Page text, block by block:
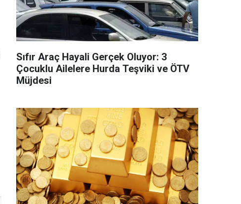
Sıfır Araç Hayali Gerçek Oluyor: 3
Çocuklu Ailelere Hurda Teşviki ve ÖTV
Müjdesi